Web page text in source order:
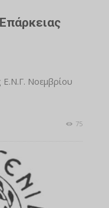
Νοεμβρίου
75